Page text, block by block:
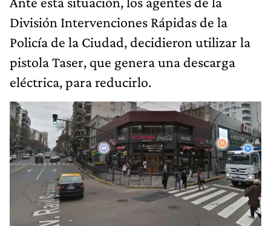
División Intervenciones Rápidas de la
Policía de la Ciudad, decidieron utilizar la
pistola Taser, que genera una descarga
eléctrica, para reducirlo.